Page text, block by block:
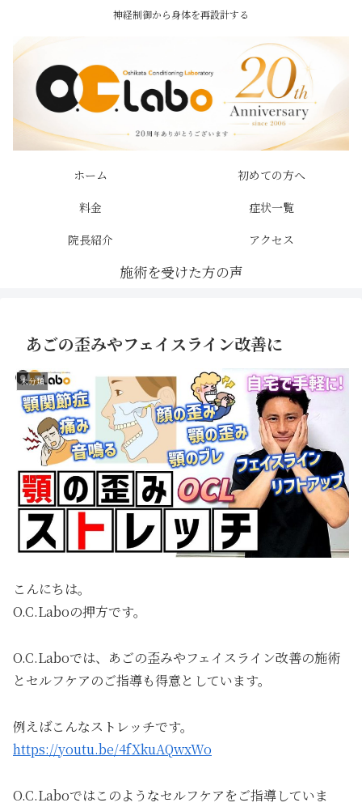
神経制御から身体を再設計する
ホーム
初めての方へ
料金
症状一覧
院長紹介
アクセス
あごの歪みやフェイスライン改善に
未分類
こんにちは。
O.C.Laboの押方です。
O.C.Laboでは、あごの歪みやフェイスライン改善の施術
とセルフケアのご指導も得意としています。
例えばこんなストレッチです。
https://youtu.be/4fXkuAQwxWo
O.C.Laboではこのようなセルフケアをご指導していま